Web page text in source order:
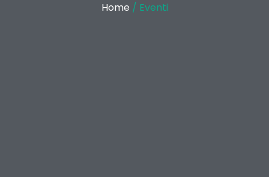
Home / Eventi